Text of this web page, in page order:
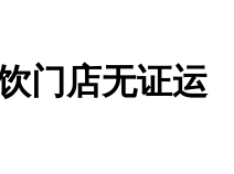
门店无证运